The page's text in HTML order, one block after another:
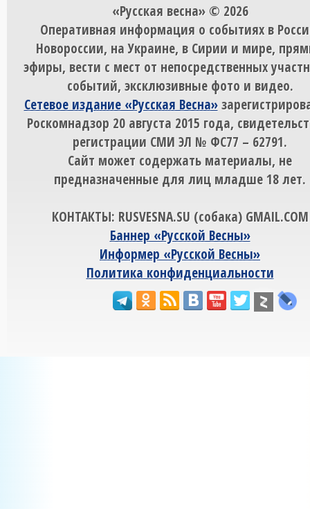
«Русская весна» © 2026
Оперативная информация о событиях в
Новороссии, на Украине, в Сирии и мире,
эфиры, вести с мест от непосредственных
событий, эксклюзивные фото и видео.
Сетевое издание «Русская Весна»
Роскомнадзор 20 августа 2015 года,
регистрации СМИ ЭЛ № ФС77 – 62791.
Сайт может содержать материалы, не
предназначенные для лиц младше 18 лет.
КОНТАКТЫ: RUSVESNA.SU (собака) GMAIL.COM
Баннер «Русской Весны»
Информер «Русской Весны»
Политика конфиденциальности